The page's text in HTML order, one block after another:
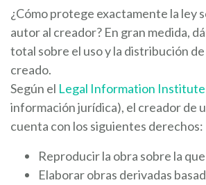
¿Cómo protege exactamente la ley
autor al creador? En gran medida,
total sobre el uso y la distribución
creado.
Según el Legal Information Institute
información jurídica), el creador de
cuenta con los siguientes derechos:
Reproducir la obra sobre la
Elaborar obras derivadas